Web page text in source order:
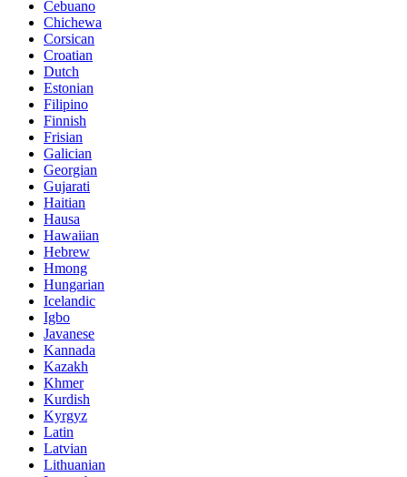
Cebuano
Chichewa
Corsican
Croatian
Dutch
Estonian
Filipino
Finnish
Frisian
Galician
Georgian
Gujarati
Haitian
Hausa
Hawaiian
Hebrew
Hmong
Hungarian
Icelandic
Igbo
Javanese
Kannada
Kazakh
Khmer
Kurdish
Kyrgyz
Latin
Latvian
Lithuanian